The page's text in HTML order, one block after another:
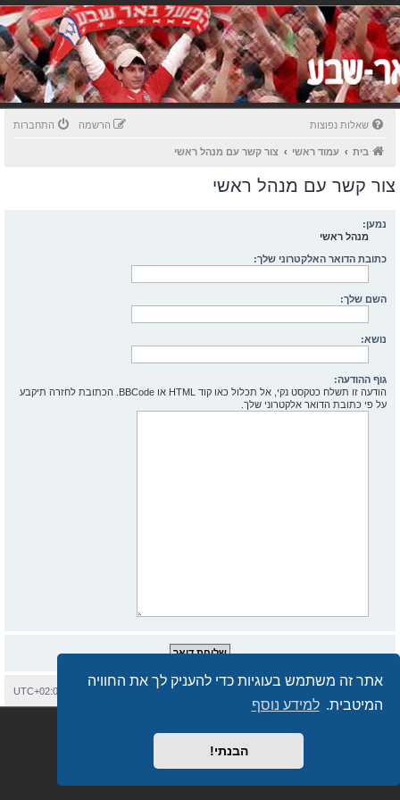
אתר זה משתמש בעוגיות כדי להעניק לך את החוויה
המיטבית. למידע נוסף
הבנתי!
שאלות נפוצות התחברות הרשמה
בית עמוד ראשי צור קשר עם מנהל ראשי
צור קשר עם מנהל ראשי
נמען:
מנהל ראשי
כתובת הדואר האלקטרוני שלך:
השם שלך:
נושא:
גוף ההודעה:
הודעה זו תשלח כטקסט נקי, אל תכלול כאו קוד HTML או BBCode. הכתובת לחזרה תיקבע
על פי כתובת הדואר אלקטרוני שלך.
UTC+02:00 מחיקת עוגיות
Revolution style by
מבוסס עלphpBB.co.il - פורומים בעברית . © 2017 - phpBB.co.il.